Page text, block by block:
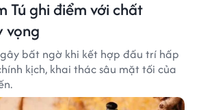
Tú ghi điểm với chất
vọng
bất ngờ khi kết hợp đấu trí hấp
kịch, khai thác sâu mặt tối của